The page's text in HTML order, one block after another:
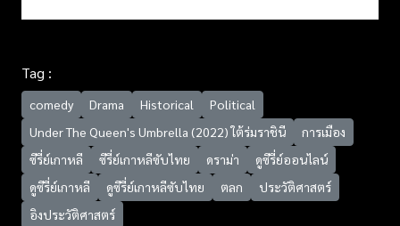
Tag :
comedy Drama Historical
Political
Under The Queen's Umbrella (2022) ใต้ร่มราชินี
การเมือง
ซีรี่ย์เกาหลี
ซีรี่ย์เกาหลีซับไทย ดราม่า
ดูซีรี่ย์ออนไลน์
ดูซีรี่ย์เกาหลี
ดูซีรี่ย์เกาหลีซับไทย ตลก
ประวัติศาสตร์
อิงประวัติศาสตร์